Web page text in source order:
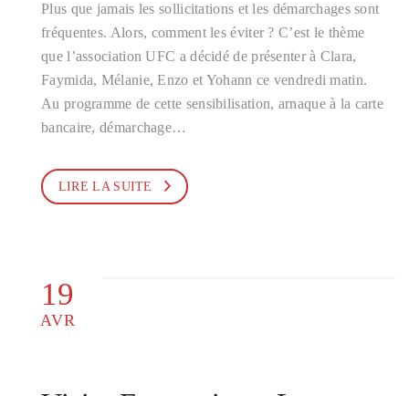
Plus que jamais les sollicitations et les démarchages sont
fréquentes. Alors, comment les éviter ? C’est le thème
que l’association UFC a décidé de présenter à Clara,
Faymida, Mélanie, Enzo et Yohann ce vendredi matin.
Au programme de cette sensibilisation, arnaque à la carte
bancaire, démarchage…
LIRE LA SUITE
19
AVR